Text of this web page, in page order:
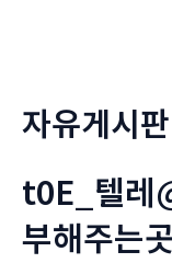
자유게시판
t0E_텔레
부해주는